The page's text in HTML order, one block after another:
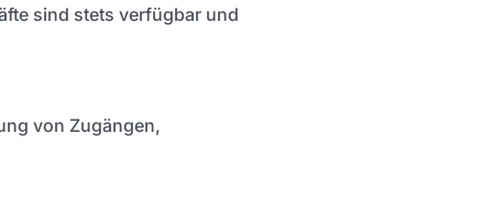
sind stets verfügbar und
von Zugängen,